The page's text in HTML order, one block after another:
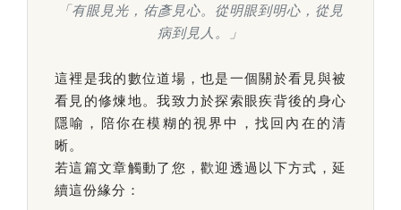
「有眼見光，佑彥見心。從明眼到明心，從見
病到見人。」
這裡是我的數位道場，也是一個關於看見與被
看見的修煉地。我致力於探索眼疾背後的身心
隱喻，陪你在模糊的視界中，找回內在的清
晰。
若這篇文章觸動了您，歡迎透過以下方式，延
續這份緣分：